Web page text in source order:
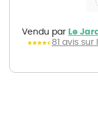
gallery
Vendu par Le
81 avis